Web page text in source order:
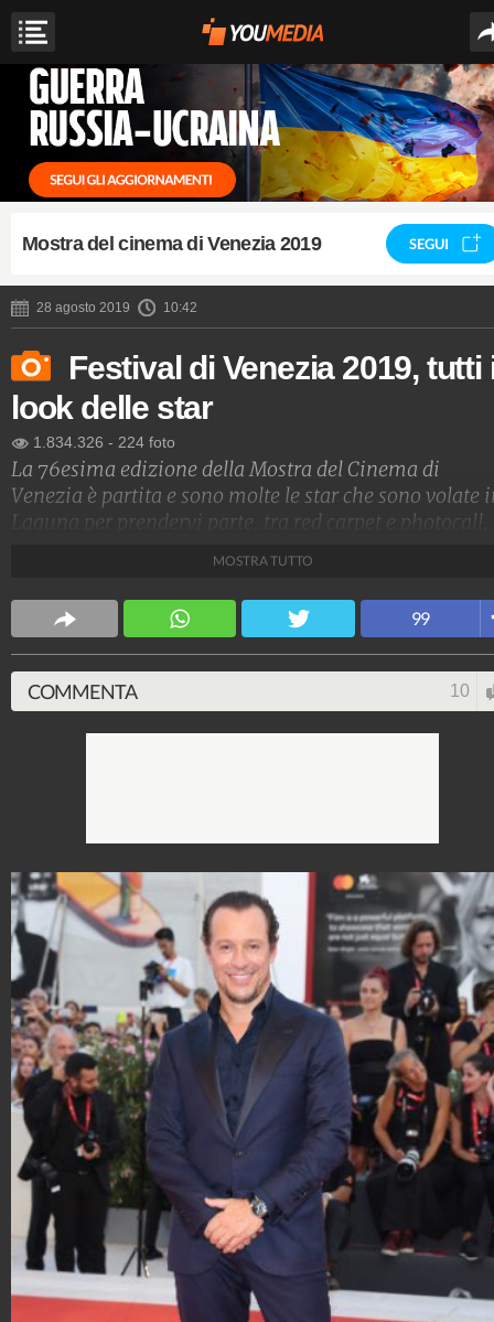
Mostra del cinema di Venezia 2019 SEGUI
28 agosto 2019 10:42
Festival di Venezia 2019, tutti
look delle star
1.834.326 - 224 foto
La 76esima edizione della Mostra del Cinema di
Venezia è partita e sono molte le star che sono volate
Laguna per prendervi parte. tra red carpet e photocall,
Stile e trend
MOSTRA TUTTO
99
COMMENTA 10